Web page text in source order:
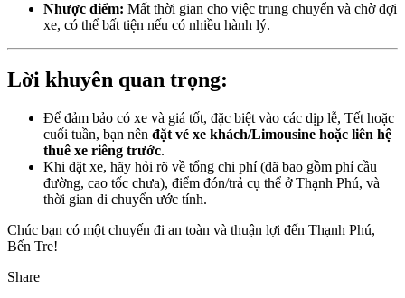
Nhược điểm: Mất thời gian cho việc trung chuyển và chờ đợi
xe, có thể bất tiện nếu có nhiều hành lý.
Lời khuyên quan trọng:
Để đảm bảo có xe và giá tốt, đặc biệt vào các dịp lễ, Tết hoặc
cuối tuần, bạn nên đặt vé xe khách/Limousine hoặc liên hệ
thuê xe riêng trước.
Khi đặt xe, hãy hỏi rõ về tổng chi phí (đã bao gồm phí cầu
đường, cao tốc chưa), điểm đón/trả cụ thể ở Thạnh Phú, và
thời gian di chuyển ước tính.
Chúc bạn có một chuyến đi an toàn và thuận lợi đến Thạnh Phú,
Bến Tre!
Share